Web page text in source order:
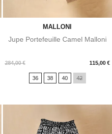
MALLONI
Jupe Portefeuille Camel Malloni
284,00 € 115,00 €
Prix
36 38 40 42